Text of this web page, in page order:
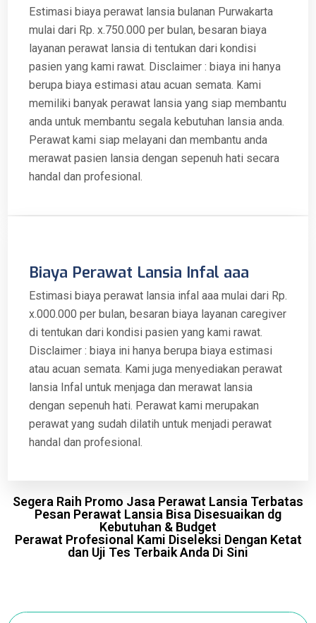
Estimasi biaya perawat lansia bulanan Purwakarta
mulai dari Rp. x.750.000 per bulan, besaran biaya
layanan perawat lansia di tentukan dari kondisi
pasien yang kami rawat. Disclaimer : biaya ini hanya
berupa biaya estimasi atau acuan semata. Kami
memiliki banyak perawat lansia yang siap membantu
anda untuk membantu segala kebutuhan lansia anda.
Perawat kami siap melayani dan membantu anda
merawat pasien lansia dengan sepenuh hati secara
handal dan profesional.
Biaya Perawat Lansia Infal aaa
Estimasi biaya perawat lansia infal aaa mulai dari Rp.
x.000.000 per bulan, besaran biaya layanan caregiver
di tentukan dari kondisi pasien yang kami rawat.
Disclaimer : biaya ini hanya berupa biaya estimasi
atau acuan semata. Kami juga menyediakan perawat
lansia Infal untuk menjaga dan merawat lansia
dengan sepenuh hati. Perawat kami merupakan
perawat yang sudah dilatih untuk menjadi perawat
handal dan profesional.
Segera Raih Promo Jasa Perawat Lansia Terbatas
Pesan Perawat Lansia Bisa Disesuaikan dg
Kebutuhan & Budget
Perawat Profesional Kami Diseleksi Dengan Ketat
dan Uji Tes Terbaik Anda Di Sini